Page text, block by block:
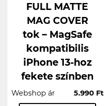
FULL MATTE
MAG COVER
tok – MagSafe
kompatibilis
iPhone 13-hoz
fekete színben
Webshop ár 5.990 Ft